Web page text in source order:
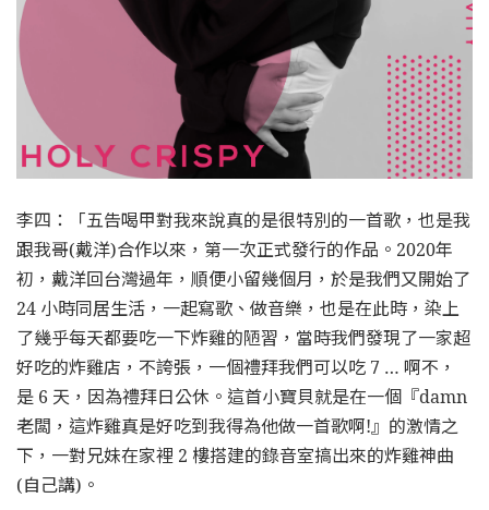
李四：「五告喝甲對我來說真的是很特別的一首歌，也是我
跟我哥(戴洋)合作以來，第一次正式發行的作品。2020年
初，戴洋回台灣過年，順便小留幾個月，於是我們又開始了
24 小時同居生活，一起寫歌、做音樂，也是在此時，染上
了幾乎每天都要吃一下炸雞的陋習，當時我們發現了一家超
好吃的炸雞店，不誇張，一個禮拜我們可以吃 7 … 啊不，
是 6 天，因為禮拜日公休。這首小寶貝就是在一個『damn
老闆，這炸雞真是好吃到我得為他做一首歌啊!』的激情之
下，一對兄妹在家裡 2 樓搭建的錄音室搞出來的炸雞神曲
(自己講)。